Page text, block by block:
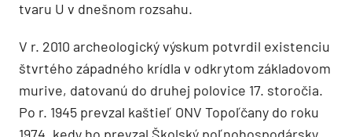
tvaru U v dnešnom rozsahu.
V r. 2010 archeologický výskum potvrdil existenciu
štvrtého západného krídla v odkrytom základovom
murive, datovanú do druhej polovice 17. storočia.
Po r. 1945 prevzal kaštieľ ONV Topoľčany do roku